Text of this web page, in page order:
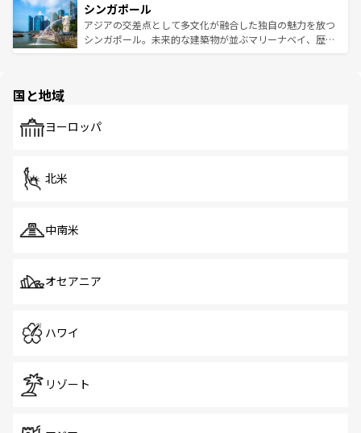
参照してほしい。
激する。気候は一年中温暖で、どの季節にも異なる楽しみ
が待っている。親しみやすいタイの人々、仏教を中心とし
た文化、そして多様な観光資源が、訪れる旅人を魅了し続
み、どこを訪れても感動するはず。観光スポットが密集し
ており、効率よく見どころを回れるのも魅力。息をのむよ
うな絶景から文化的な体験まで、香港を存分に楽しみ尽く
シンガポール
アジアの交差点として多文化が融合した独自の魅力を放つ
シンガポール。未来的な建築物が並ぶマリーナベイ、歴史
で、ホーカーズは地元の風情を楽しめる外せないスポット
国と地域
ヨーロッパ
北米
中南米
オセアニア
ハワイ
リゾート